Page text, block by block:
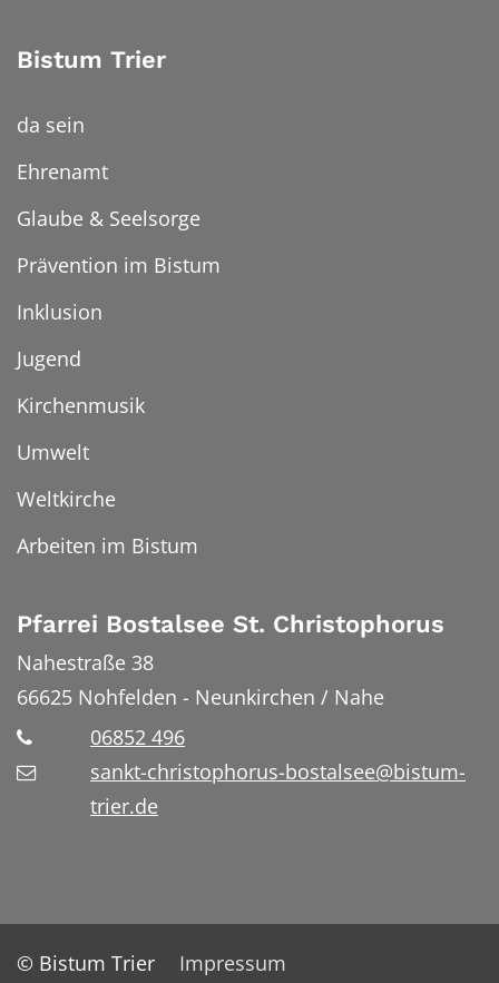
Bistum Trier
da sein
Ehrenamt
Glaube & Seelsorge
Prävention im Bistum
Inklusion
Jugend
Kirchenmusik
Umwelt
Weltkirche
Arbeiten im Bistum
Pfarrei Bostalsee St. Christophorus
Nahestraße 38
66625 Nohfelden - Neunkirchen / Nahe
06852 496
sankt-christophorus-bostalsee@bistum-
trier.de
© Bistum Trier
Impressum